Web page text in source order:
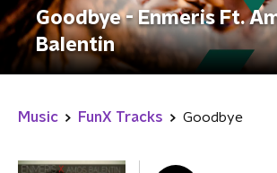
Goodbye - Enmeris Ft.
Balentin
Music FunX Tracks Goodbye